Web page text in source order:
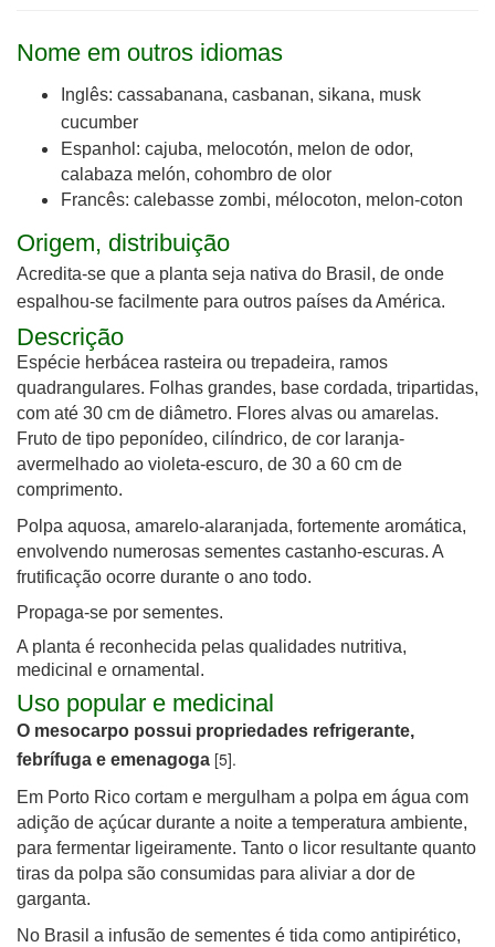
Nome em outros idiomas
Inglês: cassabanana, casbanan, sikana, musk
cucumber
Espanhol: cajuba, melocotón, melon de odor,
calabaza melón, cohombro de olor
Francês: calebasse zombi, mélocoton, melon-coton
Origem, distribuição
Acredita-se que a planta seja nativa do Brasil, de onde
espalhou-se facilmente para outros países da América.
Descrição
Espécie herbácea rasteira ou trepadeira, ramos
quadrangulares. Folhas grandes, base cordada, tripartidas,
com até 30 cm de diâmetro. Flores alvas ou amarelas.
Fruto de tipo peponídeo, cilíndrico, de cor laranja-
avermelhado ao violeta-escuro, de 30 a 60 cm de
comprimento.
Polpa aquosa, amarelo-alaranjada, fortemente aromática,
envolvendo numerosas sementes castanho-escuras. A
frutificação ocorre durante o ano todo.
Propaga-se por sementes.
A planta é reconhecida pelas qualidades nutritiva,
medicinal e ornamental.
Uso popular e medicinal
O mesocarpo possui propriedades refrigerante,
febrífuga e emenagoga [5].
Em Porto Rico cortam e mergulham a polpa em água com
adição de açúcar durante a noite a temperatura ambiente,
para fermentar ligeiramente. Tanto o licor resultante quanto
tiras da polpa são consumidas para aliviar a dor de
garganta.
No Brasil a infusão de sementes é tida como antipirético,